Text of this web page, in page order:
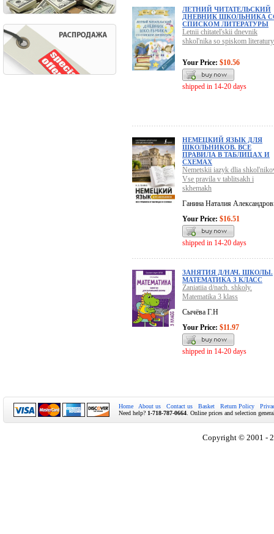
ЛЕТНИЙ ЧИТАТЕЛЬСКИЙ
ДНЕВНИК ШКОЛЬНИКА
СПИСКОМ ЛИТЕРАТУРЫ
Letnii chitatel'skii dnevnik
shkol'nika so spiskom literatury
Your Price: $10.56
shipped in 14-20 days
НЕМЕЦКИЙ ЯЗЫК ДЛЯ
ШКОЛЬНИКОВ. ВСЕ
ПРАВИЛА В ТАБЛИЦАХ И
СХЕМАХ
Nemetskii iazyk dlia
Vse pravila v tablitsakh i
skhemakh
Ганина Наталия
Your Price: $16.51
shipped in 14-20 days
ЗАНЯТИЯ Д/НАЧ. ШКОЛЫ.
МАТЕМАТИКА 3 КЛАСС
Zaniatiia d/nach. shkoly.
Matematika 3 klass
Сычёва Г.Н
Your Price: $11.97
shipped in 14-20 days
Home About us Contact us Basket Return Policy
Need help? 1-718-787-0664 . Online prices and selection
Copyright © 2001 -